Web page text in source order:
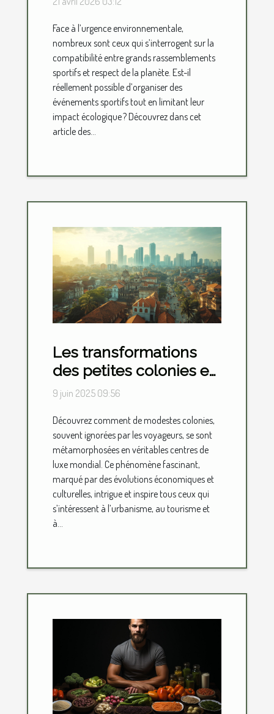
Face à l’urgence environnementale,
nombreux sont ceux qui s’interrogent sur la
compatibilité entre grands rassemblements
sportifs et respect de la planète. Est-il
réellement possible d’organiser des
événements sportifs tout en limitant leur
impact écologique ? Découvrez dans cet
article des...
Les transformations
des petites colonies en
centres de luxe
9 juin 2025 09:56
Découvrez comment de modestes colonies,
souvent ignorées par les voyageurs, se sont
métamorphosées en véritables centres de
luxe mondial. Ce phénomène fascinant,
marqué par des évolutions économiques et
culturelles, intrigue et inspire tous ceux qui
s’intéressent à l’urbanisme, au tourisme et
à...